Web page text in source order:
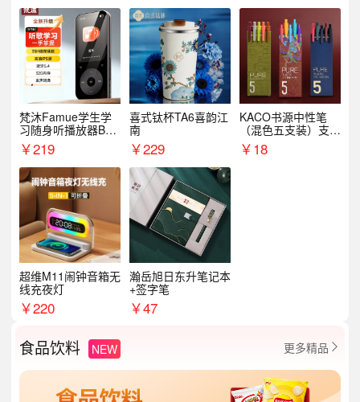
梵沐Famue学生学
习随身听播放器BL1
5（64G）
￥219
喜式钛杯TA6喜韵江
南
￥229
KACO书源中性笔
（混色五支装）支持
logo定制
￥18
超维M11闹钟音箱无
线充夜灯
￥220
瀚岳旭日东升笔记本
+签字笔
￥47
食品饮料 NEW 更多精品 